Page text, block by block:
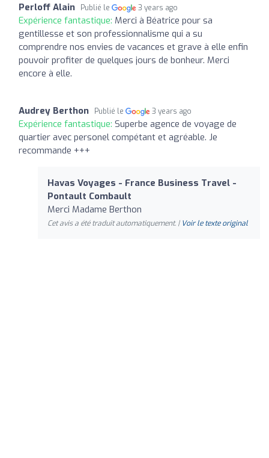
Perloff Alain Publié le 3 years ago
Expérience fantastique: Merci à Béatrice pour sa
gentillesse et son professionnalisme qui a su
comprendre nos envies de vacances et grave à elle enfin
pouvoir profiter de quelques jours de bonheur. Merci
encore à elle.
Audrey Berthon Publié le 3 years ago
Expérience fantastique: Superbe agence de voyage de
quartier avec personel compétant et agréable. Je
recommande +++
Havas Voyages - France Business Travel -
Pontault Combault
Merci Madame Berthon
Cet avis a été traduit automatiquement. | Voir le texte original